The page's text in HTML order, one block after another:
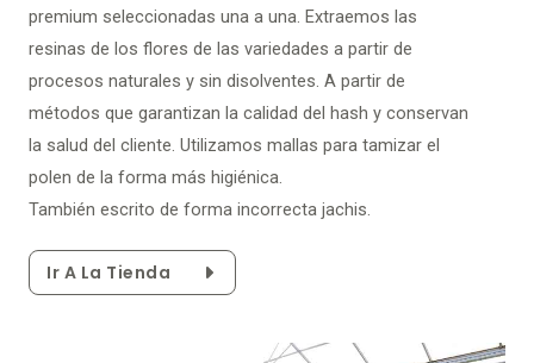
premium seleccionadas una a una. Extraemos las
resinas de los flores de las variedades a partir de
procesos naturales y sin disolventes. A partir de
métodos que garantizan la calidad del hash y conservan
la salud del cliente. Utilizamos mallas para tamizar el
polen de la forma más higiénica.
También escrito de forma incorrecta jachis.
Ir A La Tienda